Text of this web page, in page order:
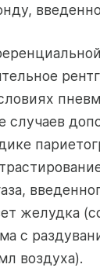
случаев
желудка
с
воздуха).